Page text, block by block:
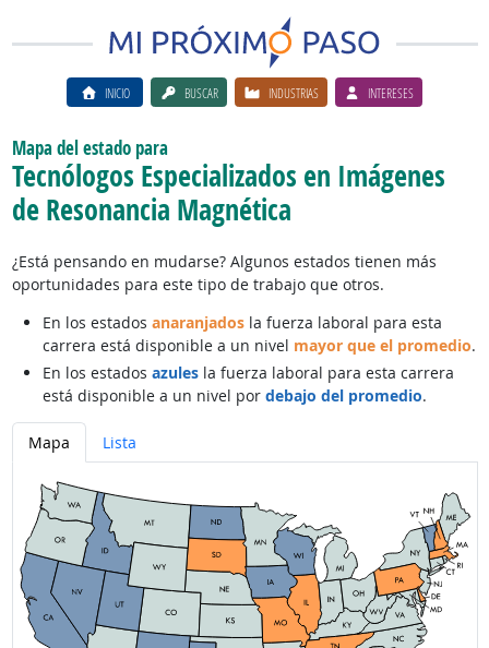
INICIO BUSCAR INDUSTRIAS INTERESES
Mapa del estado para
Tecnólogos Especializados en Imágenes
de Resonancia Magnética
¿Está pensando en mudarse? Algunos estados tienen más
oportunidades para este tipo de trabajo que otros.
En los estados anaranjadosla fuerza laboral para esta
carrera está disponible a un nivel mayor que el promedio.
En los estados azulesla fuerza laboral para esta carrera
está disponible a un nivel por debajo del promedio.
Mapa Lista